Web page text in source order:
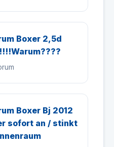
Boxer 2,5d
Boxer Bj 2012
sofort an / stinkt